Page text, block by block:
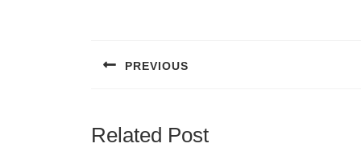
PREVIOUS
Related Post